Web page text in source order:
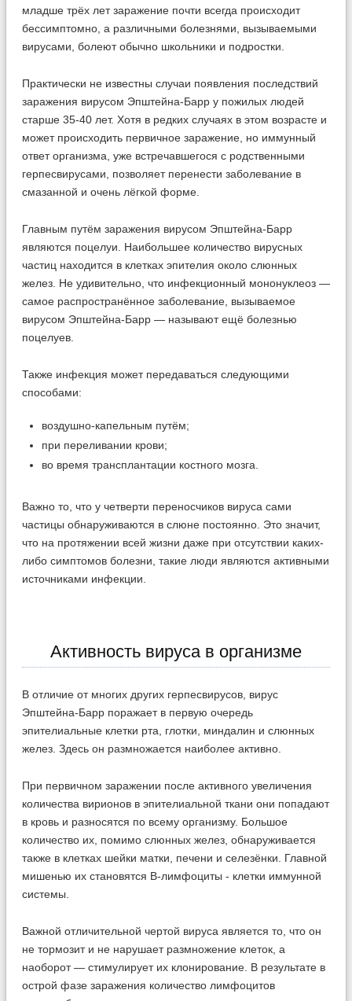
младше трёх лет заражение почти всегда происходит
бессимптомно, а различными болезнями, вызываемыми
вирусами, болеют обычно школьники и подростки.
Практически не известны случаи появления последствий
заражения вирусом Эпштейна-Барр у пожилых людей
старше 35-40 лет. Хотя в редких случаях в этом возрасте и
может происходить первичное заражение, но иммунный
ответ организма, уже встречавшегося с родственными
герпесвирусами, позволяет перенести заболевание в
смазанной и очень лёгкой форме.
Главным путём заражения вирусом Эпштейна-Барр
являются поцелуи. Наибольшее количество вирусных
частиц находится в клетках эпителия около слюнных
желез. Не удивительно, что инфекционный мононуклеоз —
самое распространённое заболевание, вызываемое
вирусом Эпштейна-Барр — называют ещё болезнью
поцелуев.
Также инфекция может передаваться следующими
способами:
воздушно-капельным путём;
при переливании крови;
во время трансплантации костного мозга.
Важно то, что у четверти переносчиков вируса сами
частицы обнаруживаются в слюне постоянно. Это значит,
что на протяжении всей жизни даже при отсутствии каких-
либо симптомов болезни, такие люди являются активными
источниками инфекции.
Активность вируса в организме
В отличие от многих других герпесвирусов, вирус
Эпштейна-Барр поражает в первую очередь
эпителиальные клетки рта, глотки, миндалин и слюнных
желез. Здесь он размножается наиболее активно.
При первичном заражении после активного увеличения
количества вирионов в эпителиальной ткани они попадают
в кровь и разносятся по всему организму. Большое
количество их, помимо слюнных желез, обнаруживается
также в клетках шейки матки, печени и селезёнки. Главной
мишенью их становятся В-лимфоциты - клетки иммунной
системы.
Важной отличительной чертой вируса является то, что он
не тормозит и не нарушает размножение клеток, а
наоборот — стимулирует их клонирование. В результате в
острой фазе заражения количество лимфоцитов